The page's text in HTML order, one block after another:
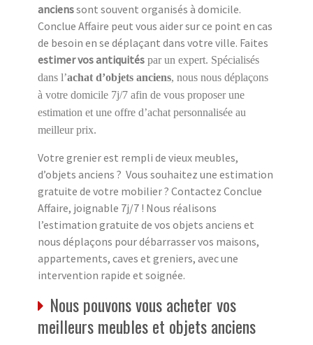
ancienssont souvent organisés à domicile.
Conclue Affaire peut vous aider sur ce point en cas
de besoin en se déplaçant dans votre ville. Faites
estimer vos antiquités par un expert. Spécialisés
dans l’achat d’objets anciens, nous nous déplaçons
à votre domicile 7j/7 afin de vous proposer une
estimation et une offre d’achat personnalisée au
meilleur prix.
Votre grenier est rempli de vieux meubles,
d’objets anciens ? Vous souhaitez une estimation
gratuite de votre mobilier ? Contactez Conclue
Affaire, joignable 7j/7 ! Nous réalisons
l’estimation gratuite de vos objets anciens et
nous déplaçons pour débarrasser vos maisons,
appartements, caves et greniers, avec une
intervention rapide et soignée.
Nous pouvons vous acheter vos
meilleurs meubles et objets anciens